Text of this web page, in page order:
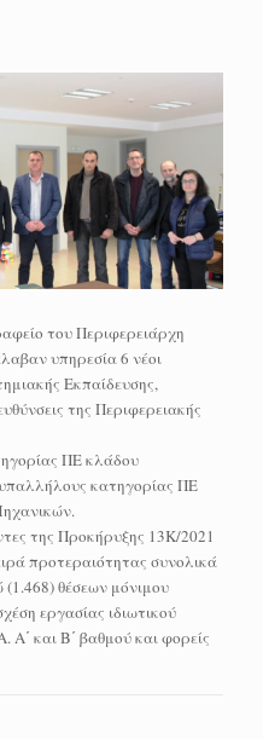
του Περιφερειάρχη
υπηρεσία 6 νέοι
Εκπαίδευσης,
της Περιφερειακής
ΠΕ κλάδου
κατηγορίας ΠΕ
της Προκήρυξης 13Κ/2021
προτεραιότητας συνολικά
θέσεων μόνιμου
εργασίας ιδιωτικού
Α΄ και Β΄ βαθμού και φορείς